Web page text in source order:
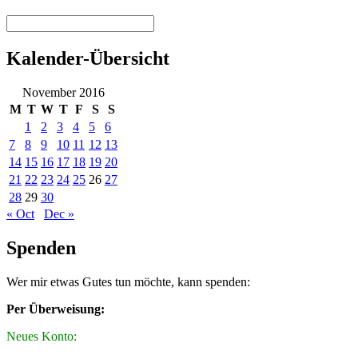
Kalender-Übersicht
November 2016
M T W T F S
S
1
2 3 4 5
6
7
8 9 10 11 12 13
14 15 16 17 18 19 20
21 22 23 24 25 26 27
28 29 30
« Oct
Dec »
Spenden
Wer mir etwas Gutes tun möchte, kann spenden:
Per Überweisung:
Neues Konto: